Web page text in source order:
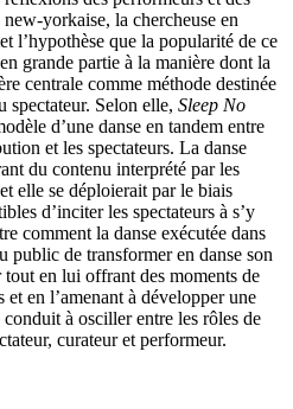
yorkaise, la chercheuse en
l’hypothèse que la popularité de ce
grande partie à la manière dont la
centrale comme méthode destinée
spectateur. Selon elle, Sleep No
d’une danse en tandem entre
et les spectateurs. La danse
du contenu interprété par les
elle se déploierait par le biais
d’inciter les spectateurs à s’y
comment la danse exécutée dans
public de transformer en danse son
tout en lui offrant des moments de
et en l’amenant à développer une
à osciller entre les rôles de
curateur et performeur.